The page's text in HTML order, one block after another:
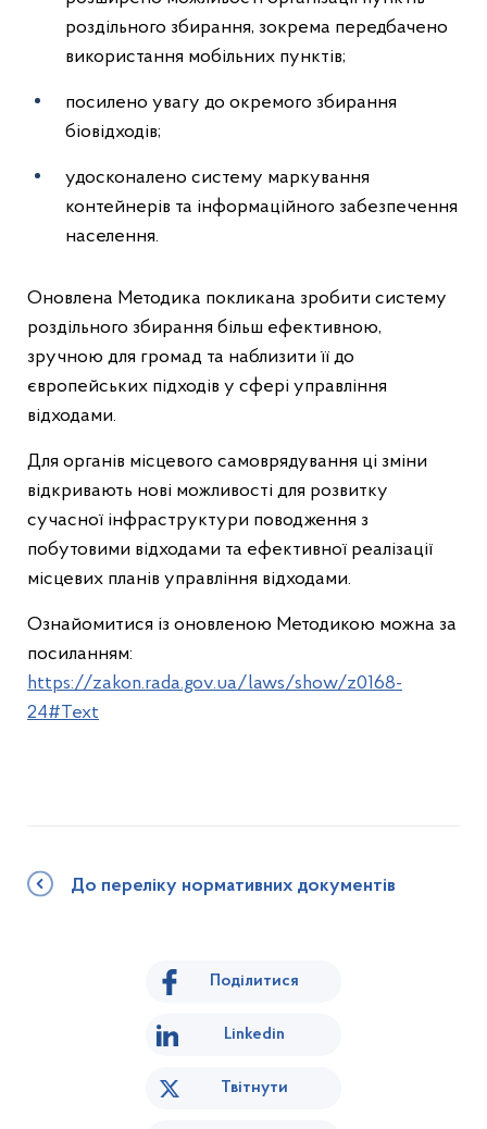
роздільного збирання, зокрема передбачено
використання мобільних пунктів;
посилено увагу до окремого збирання
біовідходів;
удосконалено систему маркування
контейнерів та інформаційного забезпечення
населення.
Оновлена Методика покликана зробити систему
роздільного збирання більш ефективною,
зручною для громад та наблизити її до
європейських підходів у сфері управління
відходами.
Для органів місцевого самоврядування ці зміни
відкривають нові можливості для розвитку
сучасної інфраструктури поводження з
побутовими відходами та ефективної реалізації
місцевих планів управління відходами.
Ознайомитися із оновленою Методикою можна за
посиланням:
https://zakon.rada.gov.ua/laws/show/z0168-
24#Text
До переліку нормативних документів
Поділитися
Linkedin
Твітнути